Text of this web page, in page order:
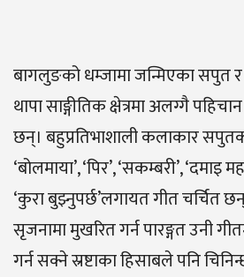
बागलुङको धम्जामा जन्मिएका सपुत
थापा साङ्गीतिक क्षेत्रमा अलग्गै
छन्। बहुप्रतिभाशाली कलाकार
‘बोलमाया’, ‘पिर’, ‘सकम्बरी’, ‘दमाइ
‘कुरा बुझ्नुपर्छ’लगायत गीत चर्चित
सृजनामा मुखरित गर्न पारङ्गत उनी
गर्न सक्ने स्रष्टाका हिसाबले पनि